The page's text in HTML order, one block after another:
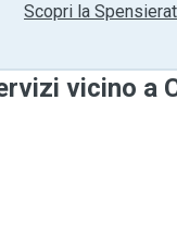
Scopri la
vicino a